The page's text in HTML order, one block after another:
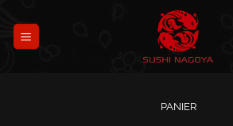
au
contenu
PANIER